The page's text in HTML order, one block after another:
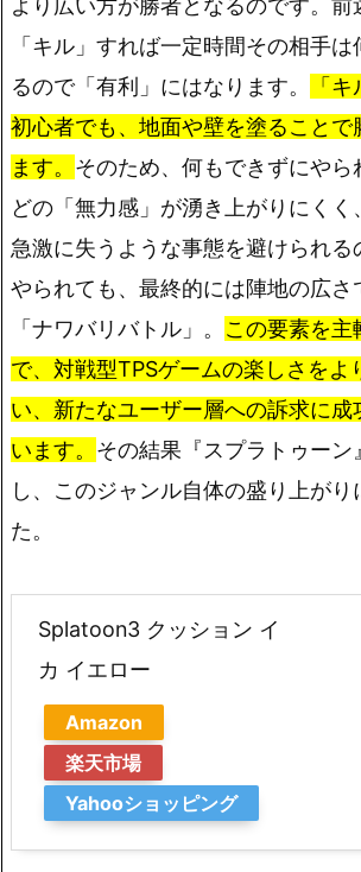
「キル」すれば一定時間その相手
るので「有利」にはなります。
「
初心者でも、地面や壁を塗ることで
ます。 そのため、何もできずにやら
どの「無力感」が湧き上がりにくく
急激に失うような事態を避けられる
やられても、最終的には陣地の広さ
「ナワバリバトル」。 この要素を主
で、対戦型TPSゲームの楽しさをよ
い、新たなユーザー層への訴求に成
います。 その結果『スプラトゥーン
し、このジャンル自体の盛り上がり
た。
Splatoon3 クッション イ
カ イエロー
Amazon
楽天市場
Yahooショッピング